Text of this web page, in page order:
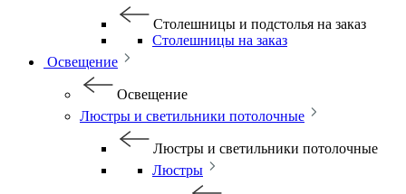
Столешницы и подстолья на заказ
Столешницы на заказ
Освещение
Освещение
Люстры и светильники потолочные
Люстры и светильники потолочные
Люстры